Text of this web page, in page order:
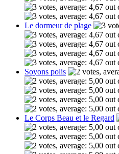
Le dormeur de plage
Soyons polis
Le Corps Beau et le Regard